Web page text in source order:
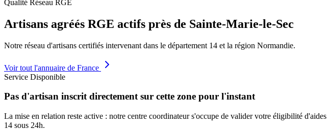
Qualité Réseau RGE
Artisans agréés RGE actifs près de Sainte-Marie-le-Sec
Notre réseau d'artisans certifiés intervenant dans le département 14 et la région Normandie.
Voir tout l'annuaire de France
Service Disponible
Pas d'artisan inscrit directement sur cette zone pour l'instant
La mise en relation reste active : notre centre coordinateur s'occupe de valider votre éligibilité d'aides
14 sous 24h.